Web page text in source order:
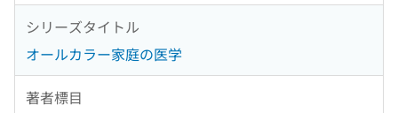
シリーズタイトル
オールカラー家庭の医学
著者標目